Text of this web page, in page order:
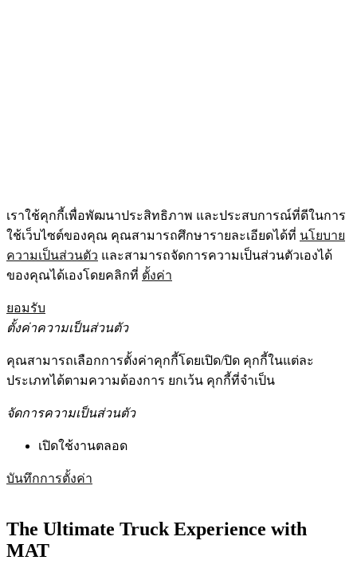
เราใช้คุกกี้เพื่อพัฒนาประสิทธิภาพ และประสบการณ์ที่ดีในการ
ใช้เว็บไซต์ของคุณ คุณสามารถศึกษารายละเอียดได้ที่ นโยบาย
ความเป็นส่วนตัว และสามารถจัดการความเป็นส่วนตัวเองได้
ของคุณได้เองโดยคลิกที่ ตั้งค่า
ยอมรับ
ตั้งค่าความเป็นส่วนตัว
คุณสามารถเลือกการตั้งค่าคุกกี้โดยเปิด/ปิด คุกกี้ในแต่ละ
ประเภทได้ตามความต้องการ ยกเว้น คุกกี้ที่จำเป็น
จัดการความเป็นส่วนตัว
เปิดใช้งานตลอด
บันทึกการตั้งค่า
The Ultimate Truck Experience with
MAT